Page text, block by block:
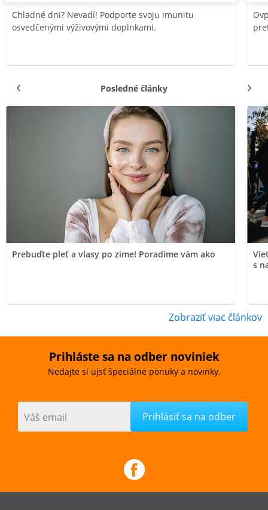
Chladné dni? Nevadí! Podporte svoju imunitu
osvedčenými výživovými doplnkami.
Posledné články
Prebuďte pleť a vlasy po zime! Poradíme vám ako
s
Zobraziť viac článkov
Prihláste sa na odber noviniek
Nedajte si ujsť špeciálne ponuky a novinky.
Váš email